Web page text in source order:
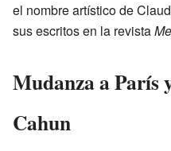
el nombre artístico de
sus escritos en la revista
Mudanza a París
Cahun